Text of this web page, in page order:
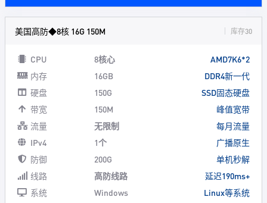
美国高防◆8核 16G 150M 库存30
CPU 8核心
AMD7K6*2
内存
16GB
DDR4新一代
硬盘
150G
SSD固态硬盘
带宽
150M
峰值宽带
流量
无限制
每月流量
IPv4
1个
广播原生
防御
200G
单机秒解
线路
高防线路
延迟190ms+
系统
Windows
Linux等系统